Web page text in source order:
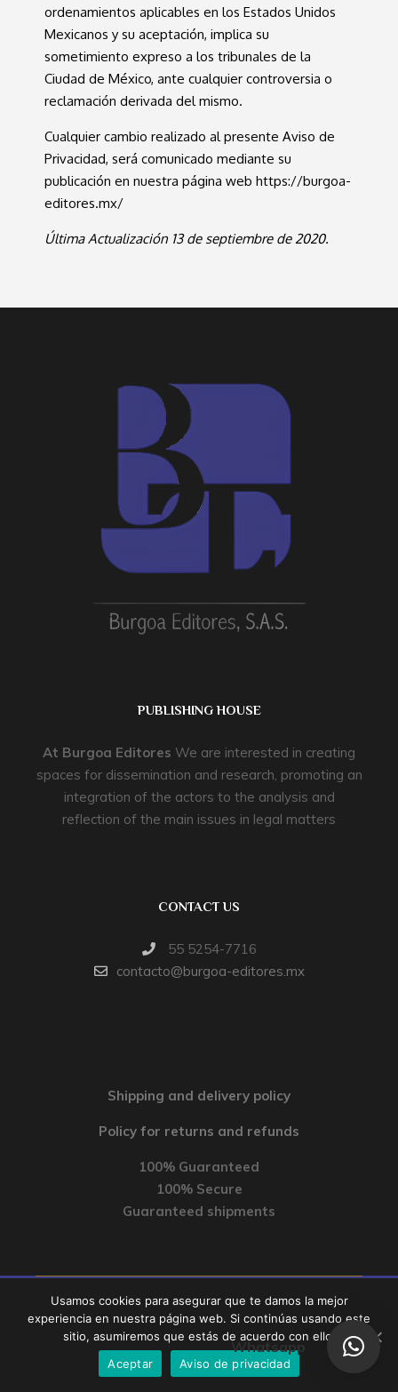
ordenamientos aplicables en los Estados Unidos
Mexicanos y su aceptación, implica su
sometimiento expreso a los tribunales de la
Ciudad de México, ante cualquier controversia o
reclamación derivada del mismo.
Cualquier cambio realizado al presente Aviso de
Privacidad, será comunicado mediante su
publicación en nuestra página web https://burgoa-
editores.mx/
Última Actualización 13 de septiembre de 2020.
PUBLISHING HOUSE
At Burgoa Editores We are interested in creating
spaces for dissemination and research, promoting an
integration of the actors to the analysis and
reflection of the main issues in legal matters
CONTACT US
55 5254-7716
contacto@burgoa-editores.mx
Shipping and delivery policy
Policy for returns and refunds
100% Guaranteed
100% Secure
Guaranteed shipments
© BURGOA EDITORES, S.A.S. All rights reserved, 2020.
Aviso de Privacidad
Whatsapp
Usamos cookies para asegurar que te damos la mejor
experiencia en nuestra página web. Si continúas usando este
sitio, asumiremos que estás de acuerdo con ello.
Aceptar
Aviso de privacidad